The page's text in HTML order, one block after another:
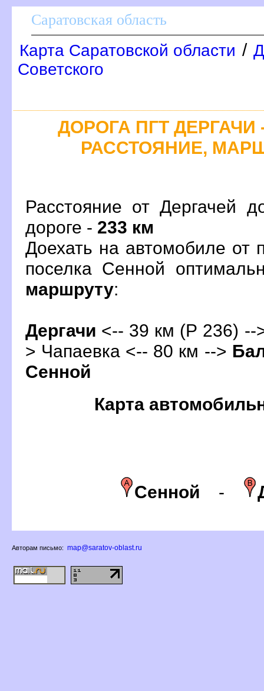
Саратовская область
Карта Саратовской области /
Советского
ДОРОГА ПГТ ДЕРГАЧИ
РАССТОЯНИЕ,
Расстояние от Дергачей
дороге - 233 км
Доехать на автомобиле от
поселка Сенной
маршруту:
Дергачи <-- 39 км (Р 236)
> Чапаевка <-- 80 км -->
Сенной
Карта
Сенной -
Авторам письмо: map@saratov-oblast.ru